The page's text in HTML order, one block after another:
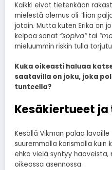
Kaikki eivät tietenkään
mielestä olemus oli “liian
jotain. Mutta kuten Erika on
kelpaa sanat ”sopiva”tai
mieluummin riskin tulla
Kuka oikeasti haluaa
saatavilla on joku, joka
tunteella?
Kesäkiertueet
Kesällä Vikman palaa
suuremmalla karismalla kuin
ehkä vielä syntyy
oikeassa asennossa.